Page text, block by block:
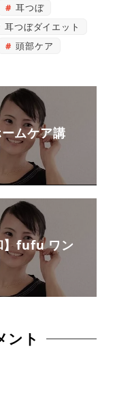
耳つぼ
耳つぼダイエット
頭部ケア
ムケア講
】fufu ワン
ント